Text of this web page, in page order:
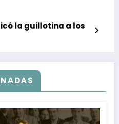
la guillotina a los